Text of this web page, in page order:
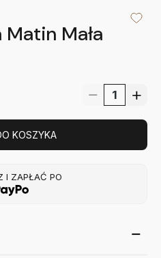
Matin Mała
KOSZYKA
I ZAPŁAĆ PO